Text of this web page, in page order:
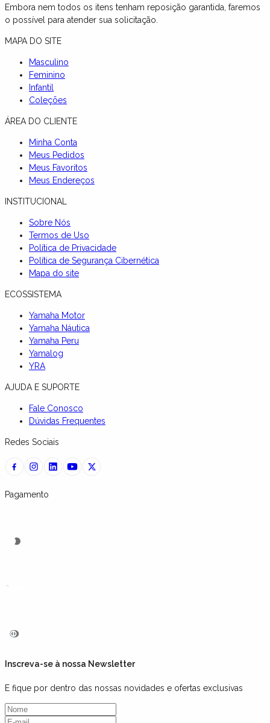
Embora nem todos os itens tenham reposição garantida, faremos
o possível para atender sua solicitação.
MAPA DO SITE
Masculino
Feminino
Infantil
Coleções
ÁREA DO CLIENTE
Minha Conta
Meus Pedidos
Meus Favoritos
Meus Endereços
INSTITUCIONAL
Sobre Nós
Termos de Uso
Política de Privacidade
Política de Segurança Cibernética
Mapa do site
ECOSSISTEMA
Yamaha Motor
Yamaha Náutica
Yamaha Peru
Yamalog
YRA
AJUDA E SUPORTE
Fale Conosco
Dúvidas Frequentes
Redes Sociais
Pagamento
Inscreva-se à nossa Newsletter
E fique por dentro das nossas novidades e ofertas exclusivas